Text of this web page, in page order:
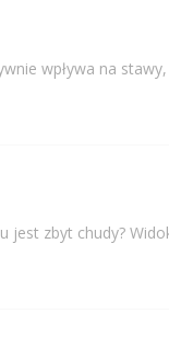
wpływa na
jest zbyt chudy?